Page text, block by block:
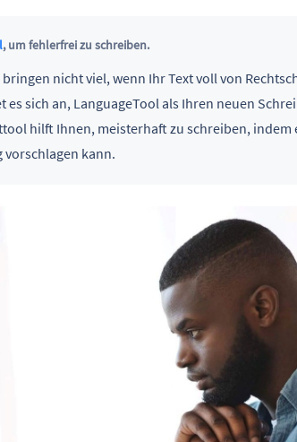
, um fehlerfrei zu schreiben.
nicht viel, wenn Ihr Text voll von
sich an, LanguageTool als Ihren neuen
hilft Ihnen, meisterhaft zu schreiben, indem
kann.